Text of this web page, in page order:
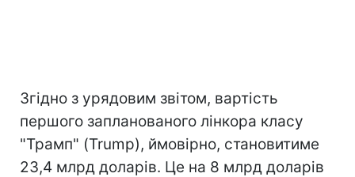
Згідно з урядовим звітом, вартість
першого запланованого лінкора класу
"Трамп" (Trump), ймовірно, становитиме
23,4 млрд доларів. Це на 8 млрд доларів